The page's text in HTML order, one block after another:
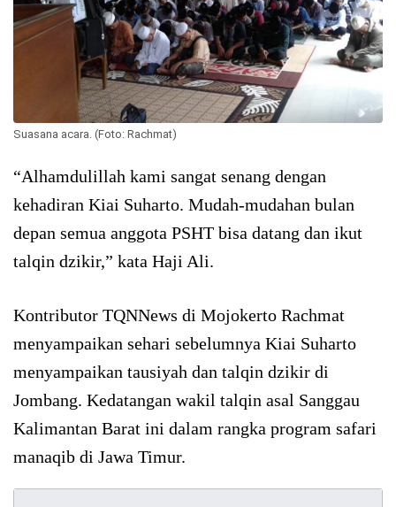
Suasana acara. (Foto: Rachmat)
“Alhamdulillah kami sangat senang dengan
kehadiran Kiai Suharto. Mudah-mudahan bulan
depan semua anggota PSHT bisa datang dan ikut
talqin dzikir,” kata Haji Ali.
Kontributor TQNNews di Mojokerto Rachmat
menyampaikan sehari sebelumnya Kiai Suharto
menyampaikan tausiyah dan talqin dzikir di
Jombang. Kedatangan wakil talqin asal Sanggau
Kalimantan Barat ini dalam rangka program safari
manaqib di Jawa Timur.